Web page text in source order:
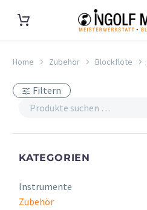
Home Zubehör Blockflöte
Filtern
KATEGORIEN
Instrumente
Zubehör